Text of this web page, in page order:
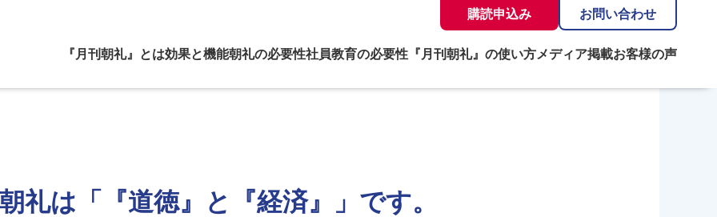
購読申込み お問い合わせ
『月刊朝礼』とは効果と機能朝礼の必要性社員教育の必要性 『月刊朝礼』の使い方メディア掲載お客様の声
礼は「『道徳』と『経済』」です。